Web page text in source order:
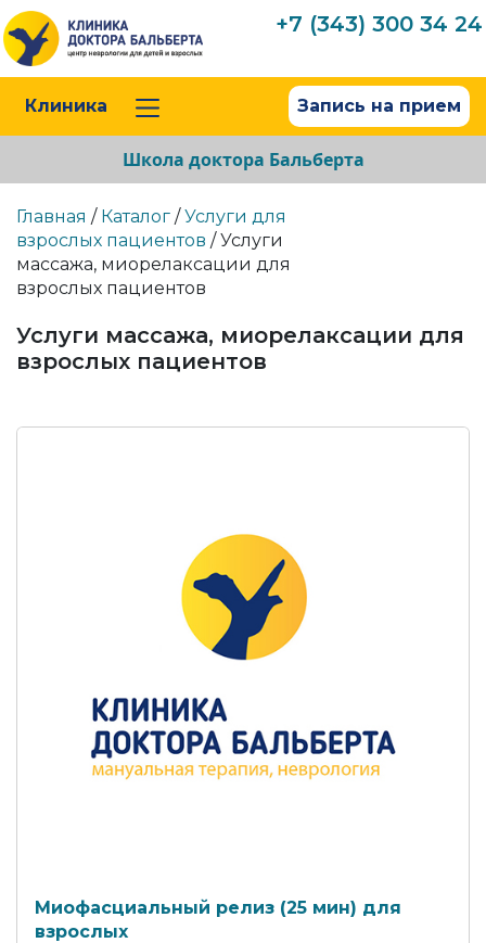
+7 (343) 300 34 24
Клиника Запись на прием
Школа доктора Бальберта
Главная / Каталог / Услуги для
взрослых пациентов / Услуги
массажа, миорелаксации для
взрослых пациентов
Услуги массажа, миорелаксации для
взрослых пациентов
Миофасциальный релиз (25 мин) для
взрослых